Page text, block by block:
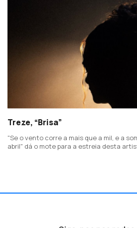
Treze, “Brisa”
"Se o vento corre a mais que a mil, e a
abril" dá o mote para a estreia desta